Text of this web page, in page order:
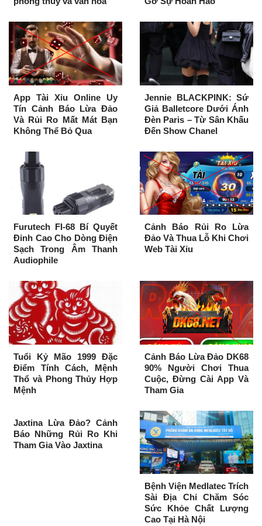
App Tài Xỉu Online Uy
Tín Cảnh Báo Lừa Đảo
Và Rủi Ro Mất Mát Bạn
Không Thể Bỏ Qua
Jennie BLACKPINK: Sứ
Giả Balletcore Dưới Ánh
Đèn Paris – Từ Sân Khấu
Đến Show Chanel
Furutech FI-68 Bí Quyết
Đỉnh Cao Cho Dòng Điện
Sạch Trong Âm Thanh
Audiophile
Cảnh Báo Rủi Ro Lừa
Đảo Và Thua Lỗ Khi Chơi
Web Tài Xỉu
Tuổi Kỷ Mão 1999 Đặc
Điểm Tính Cách, Mệnh
Thổ và Phong Thủy Hợp
Mệnh
Cảnh Báo Lừa Đảo DK68
90% Người Chơi Thua
Cuộc, Đừng Cài App Và
Tham Gia
Jaxtina Lừa Đảo? Cảnh
Báo Những Rủi Ro Khi
Tham Gia Vào Jaxtina
Bệnh Viện Medlatec Trích
Sài Địa Chỉ Chăm Sóc
Sức Khỏe Chất Lượng
Cao Tại Hà Nội